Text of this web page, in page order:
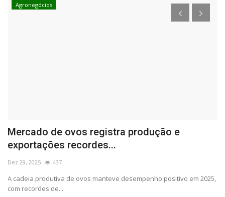
Agronegócios
Mercado de ovos registra produção e
exportações recordes...
Dez 29, 2025 437
A cadeia produtiva de ovos manteve desempenho positivo em 2025,
com recordes de...